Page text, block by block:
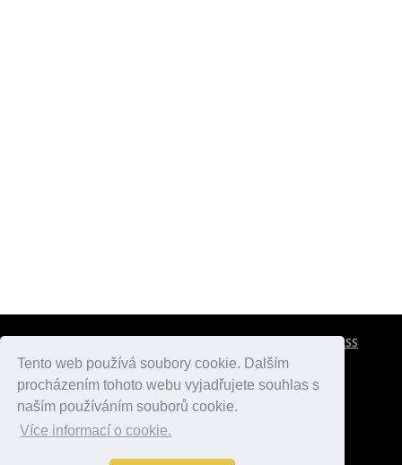
Tento web používá soubory cookie. Dalším
procházením tohoto webu vyjadřujete souhlas s
naším používáním souborů cookie.
Více informací o cookie.
RSS
atlaspamatek.info